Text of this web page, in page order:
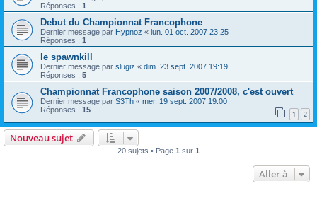
Réponses : 1
Debut du Championnat Francophone
Dernier message par Hypnoz « lun. 01 oct. 2007 23:25
Réponses : 1
le spawnkill
Dernier message par slugiz « dim. 23 sept. 2007 19:19
Réponses : 5
Championnat Francophone saison 2007/2008, c'est ouvert
Dernier message par S3Th « mer. 19 sept. 2007 19:00
Réponses : 15 1 2
Nouveau sujet
20 sujets • Page 1 sur 1
Aller à